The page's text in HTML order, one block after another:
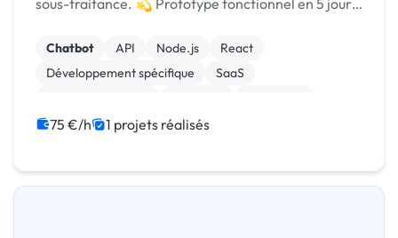
sous-traitance. 💫 Prototype fonctionnel en 5 jours
Chatbot API Node.js
React
Développement spécifique
SaaS
Migration ou refonte de site
75 €/h 1 projets réalisés